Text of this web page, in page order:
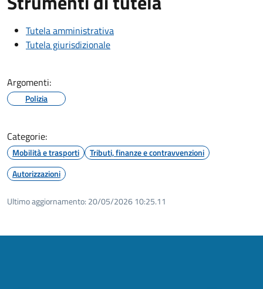
Tutela amministrativa
Tutela giurisdizionale
Argomenti:
Polizia
Categorie:
Mobilità e trasporti
Tributi, finanze e contravvenzioni
Autorizzazioni
Ultimo aggiornamento: 20/05/2026 10:25.11